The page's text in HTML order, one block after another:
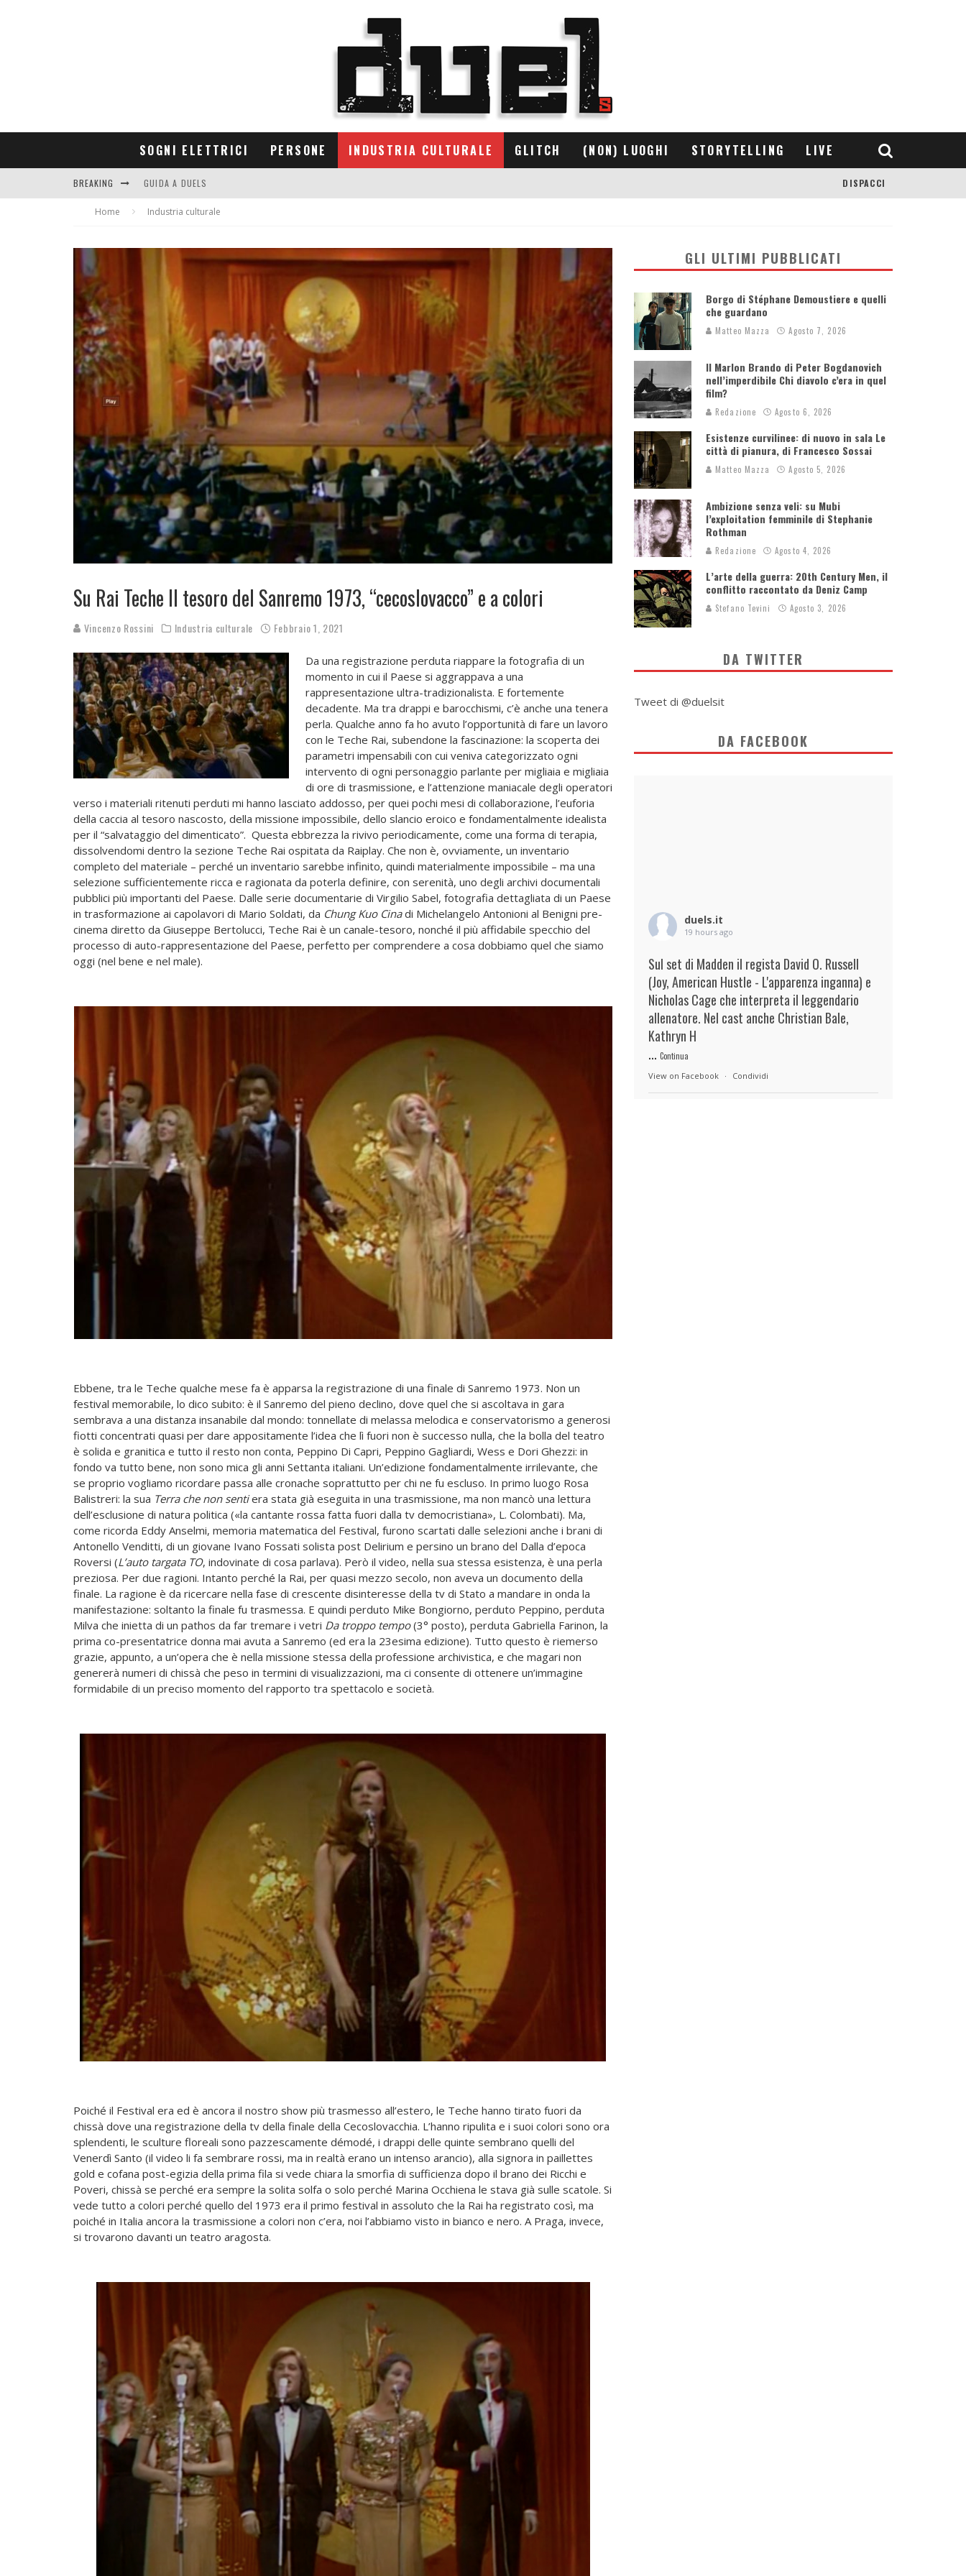
SOGNI ELETTRICI PERSONE INDUSTRIA CULTURALE GLITCH (NON) LUOGHI STORYTELLING LIVE
BREAKING GUIDA A DUELS
CONTRIBUTORS
DISPACCI
Home Industria culturale
Su Rai Teche Il tesoro del Sanremo 1973, “cecoslovacco” e a colori
Vincenzo Rossini Industria culturale Febbraio 1, 2021
Da una registrazione perduta riappare la fotografia di un
momento in cui il Paese si aggrappava a una
rappresentazione ultra-tradizionalista. E fortemente
decadente. Ma tra drappi e barocchismi, c’è anche una tenera
perla. Qualche anno fa ho avuto l’opportunità di fare un lavoro
con le Teche Rai, subendone la fascinazione: la scoperta dei
parametri impensabili con cui veniva categorizzato ogni
intervento di ogni personaggio parlante per migliaia e migliaia
di ore di trasmissione, e l’attenzione maniacale degli operatori
verso i materiali ritenuti perduti mi hanno lasciato addosso, per quei pochi mesi di collaborazione, l’euforia
della caccia al tesoro nascosto, della missione impossibile, dello slancio eroico e fondamentalmente idealista
per il “salvataggio del dimenticato”. Questa ebbrezza la rivivo periodicamente, come una forma di terapia,
dissolvendomi dentro la sezione Teche Rai ospitata da Raiplay. Che non è, ovviamente, un inventario
completo del materiale – perché un inventario sarebbe infinito, quindi materialmente impossibile – ma una
selezione sufficientemente ricca e ragionata da poterla definire, con serenità, uno degli archivi documentali
pubblici più importanti del Paese. Dalle serie documentarie di Virgilio Sabel, fotografia dettagliata di un Paese
in trasformazione ai capolavori di Mario Soldati, da Chung Kuo Cinadi Michelangelo Antonioni al Benigni pre-
cinema diretto da Giuseppe Bertolucci, Teche Rai è un canale-tesoro, nonché il più affidabile specchio del
processo di auto-rappresentazione del Paese, perfetto per comprendere a cosa dobbiamo quel che siamo
oggi (nel bene e nel male).
Ebbene, tra le Teche qualche mese fa è apparsa la registrazione di una finale di Sanremo 1973. Non un
festival memorabile, lo dico subito: è il Sanremo del pieno declino, dove quel che si ascoltava in gara
sembrava a una distanza insanabile dal mondo: tonnellate di melassa melodica e conservatorismo a generosi
fiotti concentrati quasi per dare appositamente l’idea che lì fuori non è successo nulla, che la bolla del teatro
è solida e granitica e tutto il resto non conta, Peppino Di Capri, Peppino Gagliardi, Wess e Dori Ghezzi: in
fondo va tutto bene, non sono mica gli anni Settanta italiani. Un’edizione fondamentalmente irrilevante, che
se proprio vogliamo ricordare passa alle cronache soprattutto per chi ne fu escluso. In primo luogo Rosa
Balistreri: la sua Terra che non sentiera stata già eseguita in una trasmissione, ma non mancò una lettura
dell’esclusione di natura politica («la cantante rossa fatta fuori dalla tv democristiana», L. Colombati). Ma,
come ricorda Eddy Anselmi, memoria matematica del Festival, furono scartati dalle selezioni anche i brani di
Antonello Venditti, di un giovane Ivano Fossati solista post Delirium e persino un brano del Dalla d’epoca
Roversi (L’auto targata TO, indovinate di cosa parlava). Però il video, nella sua stessa esistenza, è una perla
preziosa. Per due ragioni. Intanto perché la Rai, per quasi mezzo secolo, non aveva un documento della
finale. La ragione è da ricercare nella fase di crescente disinteresse della tv di Stato a mandare in onda la
manifestazione: soltanto la finale fu trasmessa. E quindi perduto Mike Bongiorno, perduto Peppino, perduta
Milva che inietta di un pathos da far tremare i vetri Da troppo tempo(3° posto), perduta Gabriella Farinon, la
prima co-presentatrice donna mai avuta a Sanremo (ed era la 23esima edizione). Tutto questo è riemerso
grazie, appunto, a un’opera che è nella missione stessa della professione archivistica, e che magari non
genererà numeri di chissà che peso in termini di visualizzazioni, ma ci consente di ottenere un’immagine
formidabile di un preciso momento del rapporto tra spettacolo e società.
Poiché il Festival era ed è ancora il nostro show più trasmesso all’estero, le Teche hanno tirato fuori da
chissà dove una registrazione della tv della finale della Cecoslovacchia. L’hanno ripulita e i suoi colori sono ora
splendenti, le sculture floreali sono pazzescamente démodé, i drappi delle quinte sembrano quelli del
Venerdì Santo (il video li fa sembrare rossi, ma in realtà erano un intenso arancio), alla signora in paillettes
gold e cofana post-egizia della prima fila si vede chiara la smorfia di sufficienza dopo il brano dei Ricchi e
Poveri, chissà se perché era sempre la solita solfa o solo perché Marina Occhiena le stava già sulle scatole. Si
vede tutto a colori perché quello del 1973 era il primo festival in assoluto che la Rai ha registrato così, ma
poiché in Italia ancora la trasmissione a colori non c’era, noi l’abbiamo visto in bianco e nero. A Praga, invece,
si trovarono davanti un teatro aragosta.
GLI ULTIMI PUBBLICATI
Borgo di Stéphane Demoustiere e quelli
che guardano
Matteo Mazza Agosto 7, 2026
Il Marlon Brando di Peter Bogdanovich
nell’imperdibile Chi diavolo c’era in quel
film?
Redazione Agosto 6, 2026
Esistenze curvilinee: di nuovo in sala Le
città di pianura, di Francesco Sossai
Matteo Mazza Agosto 5, 2026
Ambizione senza veli: su Mubi
l’exploitation femminile di Stephanie
Rothman
Redazione Agosto 4, 2026
L’arte della guerra: 20th Century Men, il
conflitto raccontato da Deniz Camp
Stefano Tevini Agosto 3, 2026
DA TWITTER
Tweet di @duelsit
DA FACEBOOK
duels.it
19 hours ago
Sul set di Madden il regista David O. Russell
(Joy, American Hustle - L'apparenza inganna) e
Nicholas Cage che interpreta il leggendario
allenatore. Nel cast anche Christian Bale,
Kathryn H
... Continua
View on Facebook · Condividi